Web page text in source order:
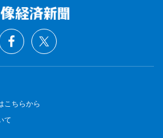
こちらから
て